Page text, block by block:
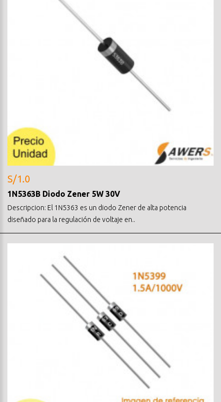
S/1.0
1N5363B Diodo Zener 5W 30V
Descripcion: El 1N5363 es un diodo Zener de alta potencia
diseñado para la regulación de voltaje en..